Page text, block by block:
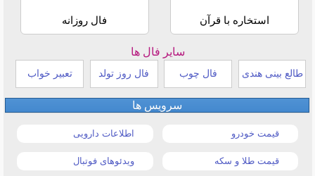
استخاره با قرآن فال روزانه
سایر فال ها
طالع بینی هندی فال چوب فال روز تولد تعبیر خواب
سرویس ها
قیمت خودرو اطلاعات دارویی
قیمت طلا و سکه ویدئوهای فوتبال